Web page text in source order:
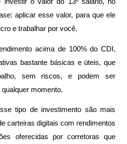
investir o valor do 13º salário, no
aplicar esse valor, para que ele
e trabalhar por você.
acima de 100% do CDI,
bastante básicas e úteis, que
sem riscos, e podem ser
momento.
tipo de investimento são mais
carteiras digitais com rendimentos
oferecidas por corretoras que